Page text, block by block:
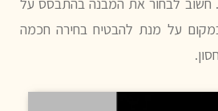
במקום על מנת להבטיח בחירה חכמה